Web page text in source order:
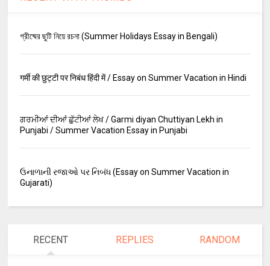
গ্রীষ্মের ছুটি নিয়ে রচনা (Summer Holidays Essay in Bengali)
गर्मी की छुट्टी पर निबंध हिंदी में / Essay on Summer Vacation in Hindi
ਗਰਮੀਆਂ ਦੀਆਂ ਛੁੱਟੀਆਂ ਲੇਖ / Garmi diyan Chuttiyan Lekh in
Punjabi / Summer Vacation Essay in Punjabi
ઉનાળાની રજાઓ પર નિબંધ (Essay on Summer Vacation in
Gujarati)
RECENT REPLIES RANDOM